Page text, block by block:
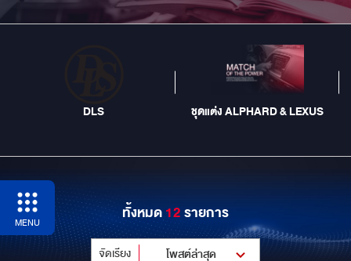
DLS ชุดแต่ง ALPHARD & LEXUS
MENU ทั้งหมด12รายการ
จัดเรียง โพสต์ล่าสุด